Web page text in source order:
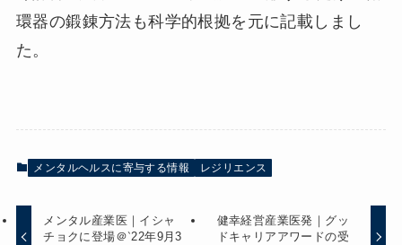
環器の鍛錬方法も科学的根拠を元に記載しまし
た。
メンタルヘルスに寄与する情報 レジリエンス
メンタル産業医｜イシャ
チョクに登場＠‵22年9月3
健幸経営産業医発｜グッ
ドキャリアアワードの受